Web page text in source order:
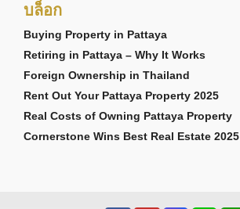
บล็อก
Buying Property in Pattaya
Retiring in Pattaya – Why It Works
Foreign Ownership in Thailand
Rent Out Your Pattaya Property 2025
Real Costs of Owning Pattaya Property
Cornerstone Wins Best Real Estate 2025